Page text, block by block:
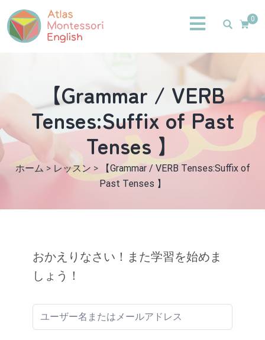
0
【Grammar / VERB
Tenses:Suffix of Past
Tenses 】
ホーム > レッスン >
【Grammar / VERB Tenses:Suffix of
Past Tenses 】
おかえりなさい！また学習を始めま
しょう！